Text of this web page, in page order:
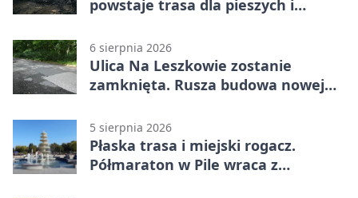
powstaje trasa dla pieszych i
6 sierpnia 2026
Ulica Na Leszkowie zostanie
zamknięta. Rusza budowa nowej
5 sierpnia 2026
Płaska trasa i miejski rogacz.
Półmaraton w Pile wraca z